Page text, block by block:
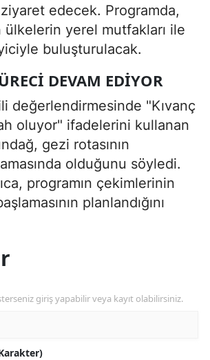
edecek. Programda,
yerel mutfakları ile
buluşturulacak.
DEVAM EDIYOR
değerlendirmesinde "Kıvanç
oluyor" ifadelerini kullanan
gezi rotasının
olduğunu söyledi.
programın çekimlerinin
planlandığını
giriş yapabilir veya kayıt olabilirsiniz.